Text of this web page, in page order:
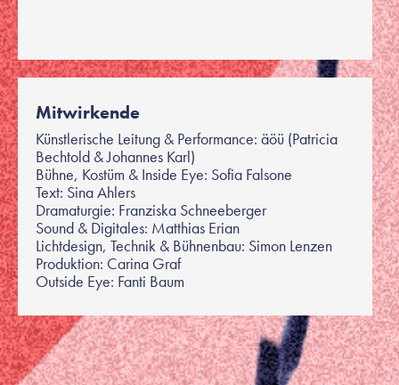
Mitwirkende
Künstlerische Leitung & Performance: äöü (Patricia
Bechtold & Johannes Karl)
Bühne, Kostüm & Inside Eye: Sofia Falsone
Text: Sina Ahlers
Dramaturgie: Franziska Schneeberger
Sound & Digitales: Matthias Erian
Lichtdesign, Technik & Bühnenbau: Simon Lenzen
Produktion: Carina Graf
Outside Eye: Fanti Baum